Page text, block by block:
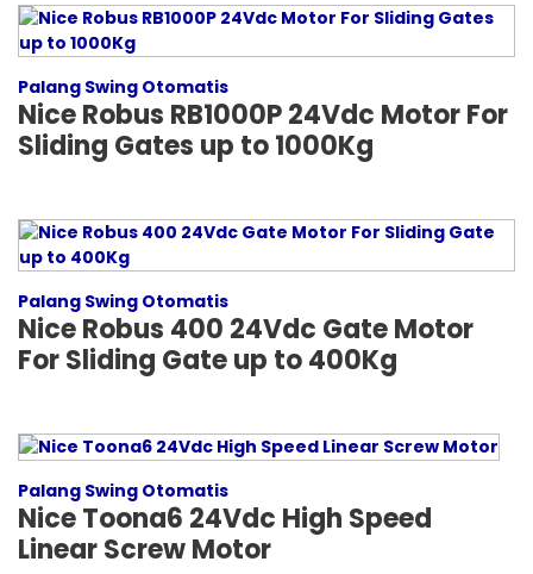
Palang Swing Otomatis
Nice Robus RB1000P 24Vdc Motor For
Sliding Gates up to 1000Kg
Palang Swing Otomatis
Nice Robus 400 24Vdc Gate Motor
For Sliding Gate up to 400Kg
Palang Swing Otomatis
Nice Toona6 24Vdc High Speed
Linear Screw Motor